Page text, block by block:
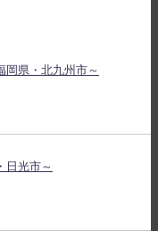
県・北九州市～
光市～